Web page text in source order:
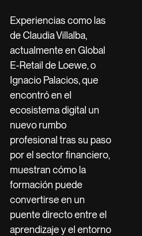
Experiencias como las
de Claudia Villalba,
actualmente en Global
E-Retail de Loewe, o
Ignacio Palacios, que
encontró en el
ecosistema digital un
nuevo rumbo
profesional tras su paso
por el sector financiero,
muestran cómo la
formación puede
convertirse en un
puente directo entre el
aprendizaje y el entorno